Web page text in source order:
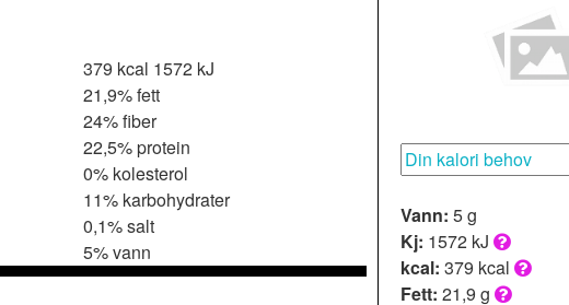
379 kcal 1572 kJ
21,9% fett
24% fiber
22,5% protein
0% kolesterol
11% karbohydrater
0,1% salt
5% vann
Vann: 5 g
Kj: 1572 kJ
kcal: 379 kcal
Fett: 21,9 g